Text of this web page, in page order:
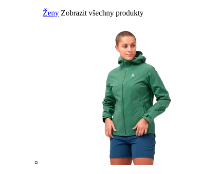
Ženy Zobrazit všechny produkty